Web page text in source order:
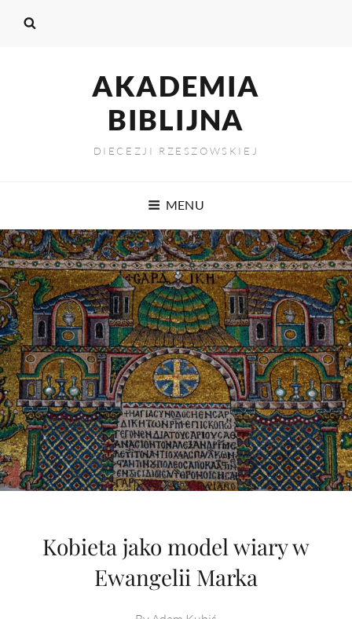
AKADEMIA
BIBLIJNA
DIECEZJI RZESZOWSKIEJ
MENU
Kobieta jako model wiary w
Ewangelii Marka